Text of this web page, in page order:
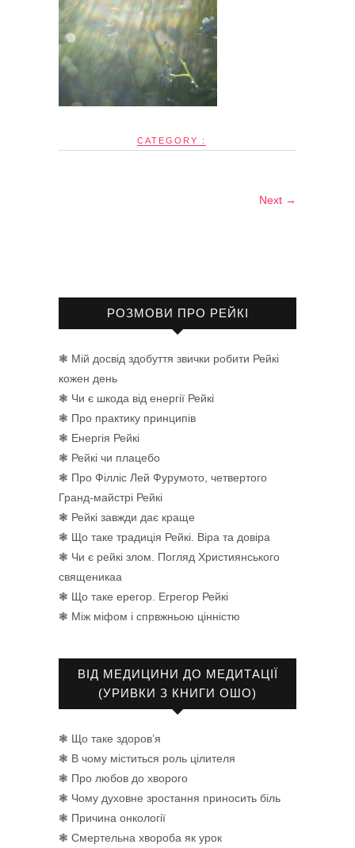
CATEGORY :
Next →
РОЗМОВИ ПРО РЕЙКІ
❃ Мій досвід здобуття звички робити Рейкі
кожен день
❃ Чи є шкода від енергії Рейкі
❃ Про практику принципів
❃ Енергія Рейкі
❃ Рейкі чи плацебо
❃ Про Філліс Лей Фурумото, четвертого
Гранд-майстрі Рейкі
❃ Рейкі завжди дає краще
❃ Що таке традиція Рейкі. Віра та довіра
❃ Чи є рейкі злом. Погляд Християнського
священикаа
❃ Що таке ерегор. Егрегор Рейкі
❃ Між міфом і спрвжньою цінністю
ВІД МЕДИЦИНИ ДО МЕДИТАЦІЇ
(УРИВКИ З КНИГИ ОШО)
❃ Що таке здоров’я
❃ В чому міститься роль цілителя
❃ Про любов до хворого
❃ Чому духовне зростання приносить біль
❃ Причина онкології
❃ Смертельна хвороба як урок